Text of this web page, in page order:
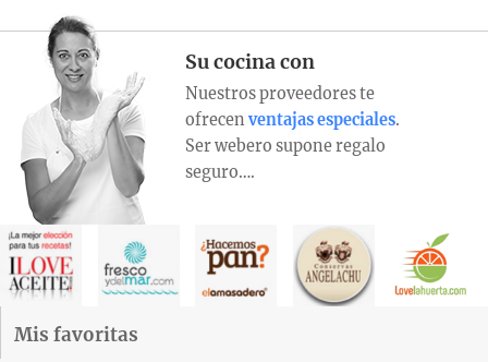
Su cocina con
Nuestros proveedores te
ofrecen ventajas especiales.
Ser webero supone regalo
seguro….
Mis favoritas